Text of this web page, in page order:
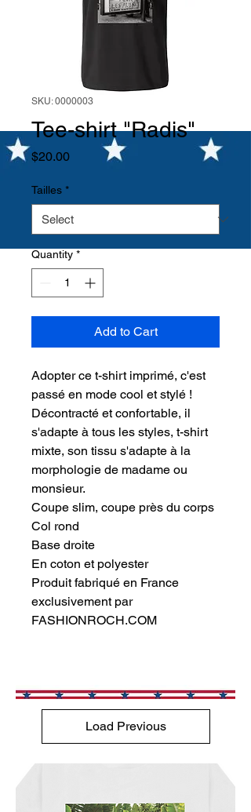
SKU: 0000003
Tee-shirt "Radis"
$20.00Price
Tailles *
Quantity *
Add to Cart
Adopter ce t-shirt imprimé, c'est
passé en mode cool et stylé !
Décontracté et confortable, il
s'adapte à tous les styles, t-shirt
mixte, son tissu s'adapte à la
morphologie de madame ou
monsieur.
Coupe slim, coupe près du corps
Col rond
Base droite
En coton et polyester
Produit fabriqué en France
exclusivement par
FASHIONROCH.COM
Load Previous